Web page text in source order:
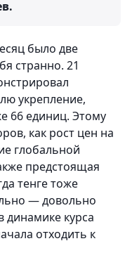
было две
странно. 21
укрепление,
66 единиц. Этому
как рост цен на
глобальной
предстоящая
тенге тоже
— довольно
динамике курса
отходить к